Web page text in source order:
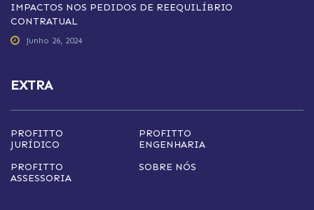
IMPACTOS NOS PEDIDOS DE REEQUILÍBRIO
CONTRATUAL
junho 26, 2024
EXTRA
PROFITTO
JURÍDICO
PROFITTO
ENGENHARIA
PROFITTO
ASSESSORIA
SOBRE NÓS